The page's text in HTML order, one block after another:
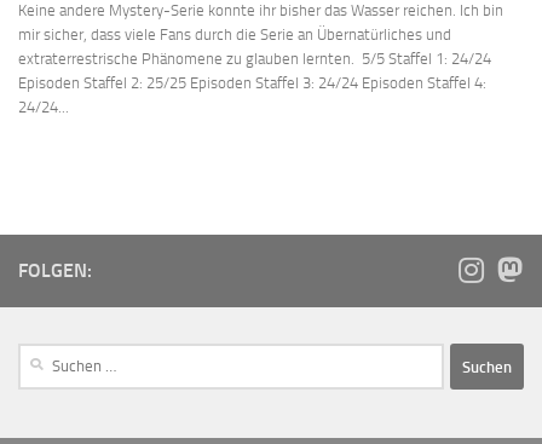
Keine andere Mystery-Serie konnte ihr bisher das Wasser reichen. Ich bin
mir sicher, dass viele Fans durch die Serie an Übernatürliches und
extraterrestrische Phänomene zu glauben lernten. 5/5 Staffel 1: 24/24
Episoden Staffel 2: 25/25 Episoden Staffel 3: 24/24 Episoden Staffel 4:
24/24...
FOLGEN: